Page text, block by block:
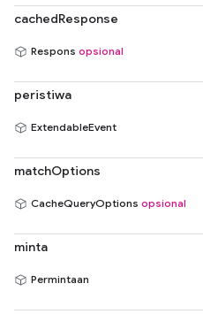
cachedResponse
Respons opsional
peristiwa
ExtendableEvent
matchOptions
CacheQueryOptions opsional
minta
Permintaan